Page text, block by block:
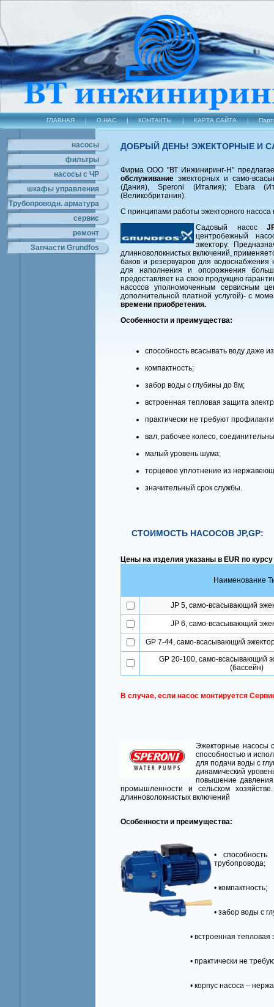
ГЛАВНАЯ | О НАС | КОНТАКТЫ | КАРТА САЙТА |
насосы
фильтры
насосы с ЧР
шкафы управления
Трубопроводн. арматура
сервис
ремонт
Запчасти Grundfos
ДОБРЫЙ ДЕНЬ! ЭЖЕКТОРНЫЕ И
Фирма ООО "ВТ Инжиниринг-Н"
обслуживание эжекторных и само-
(Дания), Speroni (Италия); Ebara
(Великобритания).
С принципами работы эжекторного
Садовый насос
центробежный
эжектору.
длинноволокнистых включений,
баков и резервуаров для
для наполнения и опорожнения
предоставляет на свою продукцию
насосов уполномоченным сервисным
дополнительной платной услугой)- с
времени приобретения.
Особенности и преимущества:
способность всасывать воду даже
компактность;
забор воды с глубины до 8м;
встроенная тепловая защита
практически не требуют
вал, рабочее колесо,
малый уровень шума;
торцевое уплотнение из
значительный срок службы.
СТОИМОСТЬ НАСОСОВ JP,GP:
Цены на изделия указаны в EUR по
Наименование
JP 5, само-всасывающий
JP 6, само-всасывающий
GP 7-44, само-всасывающий
GP 20-100, само-всасывающий
(бассейн)
В случае, если насос монтируется
Эжекторные насосы
способностью и
для подачи воды с
динамический
повышение
промышленности и сельском
длинноволокнистых включений
Особенности и преимущества:
•
трубопровода;
• компактность;
• забор воды с
• встроенная тепловая защита
• практически не требуют
• корпус насоса –